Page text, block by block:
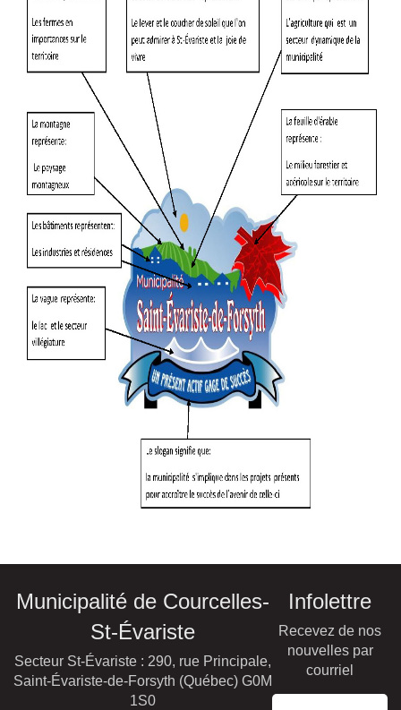
Municipalité de Courcelles-
St-Évariste
Secteur St-Évariste : 290, rue Principale,
Saint-Évariste-de-Forsyth (Québec) G0M
1S0
Infolettre
Recevez de nos
nouvelles par
courriel